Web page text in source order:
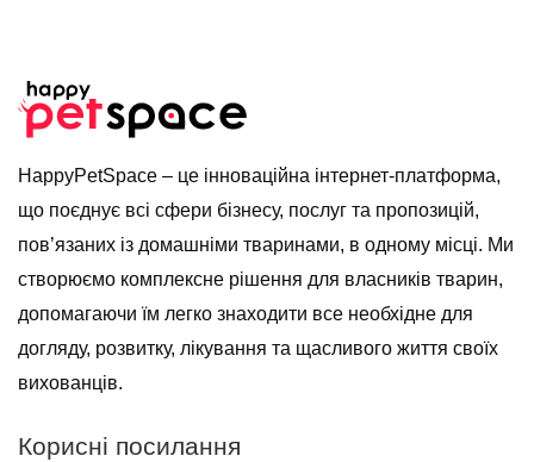
HappyPetSpace – це інноваційна інтернет-платформа,
що поєднує всі сфери бізнесу, послуг та пропозицій,
пов’язаних із домашніми тваринами, в одному місці. Ми
створюємо комплексне рішення для власників тварин,
допомагаючи їм легко знаходити все необхідне для
догляду, розвитку, лікування та щасливого життя своїх
вихованців.
Корисні посилання